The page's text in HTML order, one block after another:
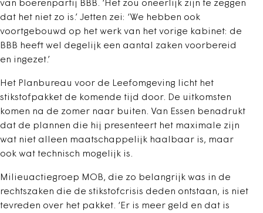
van boerenpartij BBB. ‘Het zou oneerlijk zijn te zeggen
dat het niet zo is.’ Jetten zei: ‘We hebben ook
voortgebouwd op het werk van het vorige kabinet: de
BBB heeft wel degelijk een aantal zaken voorbereid
en ingezet.’
Het Planbureau voor de Leefomgeving licht het
stikstofpakket de komende tijd door. De uitkomsten
komen na de zomer naar buiten. Van Essen benadrukt
dat de plannen die hij presenteert het maximale zijn
wat niet alleen maatschappelijk haalbaar is, maar
ook wat technisch mogelijk is.
Milieuactiegroep MOB, die zo belangrijk was in de
rechtszaken die de stikstofcrisis deden ontstaan, is niet
tevreden over het pakket. ‘Er is meer geld en dat is